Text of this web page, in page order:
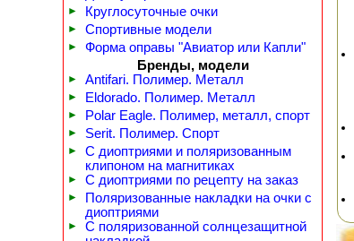
► Круглосуточные очки
► Спортивные модели
►
Форма оправы "Авиатор или Капли"
Бренды, модели
► Antifari. Полимер. Металл
► Eldorado. Полимер. Металл
► Polar Eagle. Полимер, металл, спорт
► Serit. Полимер. Спорт
►
С диоптриями и поляризованным
клипоном на магнитиках
► С диоптриями по рецепту на заказ
►
Поляризованные накладки на очки с
диоптриями
►
С поляризованной солнцезащитной